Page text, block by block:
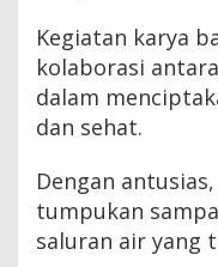
Kegiatan karya
kolaborasi
dalam
dan sehat.
Dengan
tumpukan
saluran air yang